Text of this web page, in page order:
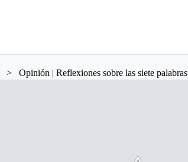
> Opinión | Reflexiones sobre las siete palabras